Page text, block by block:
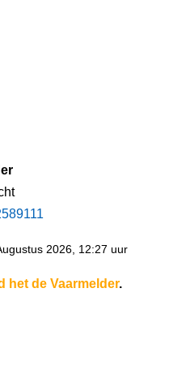
2026, 12:27 uur
het de Vaarmelder.